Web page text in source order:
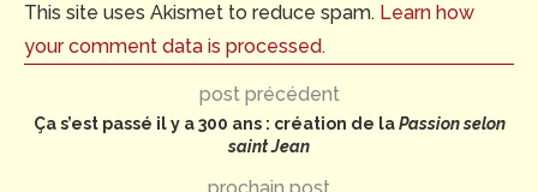
This site uses Akismet to reduce spam. Learn how
your comment data is processed.
post précédent
Ça s’est passé il y a 300 ans : création de laPassion selon
saint Jean